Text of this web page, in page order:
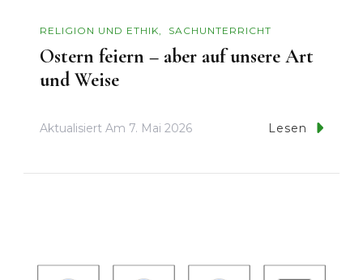
RELIGION UND ETHIK SACHUNTERRICHT
Ostern feiern – aber auf unsere Art
und Weise
Aktualisiert Am 7. Mai 2026 Lesen